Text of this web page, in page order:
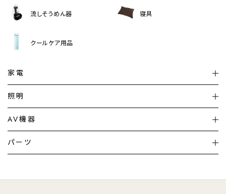
流しそうめん器 寝具
クールケア用品
家電
加湿器・空気清浄機
暖房機 掃除機
調理家電 生活家電
照明
シーリングライト
デスクライト
AV機器
テレビ
パーツ